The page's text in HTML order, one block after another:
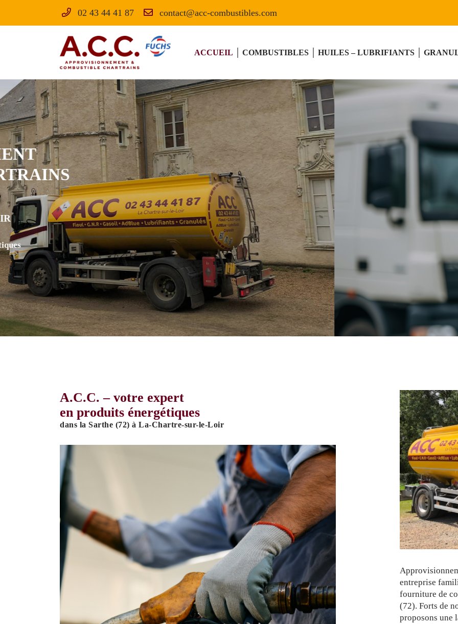
02 43 44 41 87
ACCUEIL COMBUSTIBLES HUILES – LUBRIFIANTS
72340 La-Chartre-sur-le-Loir
02 43 44 41 87
 Adresse email de réception
 Recopier le code ci-contre
Rafraîchir le captcha
En cochant cette case, vous consentez à recevoir nos propositions commerciales à l'adresse
email indiqué ci-dessus. Vous pouvez vous désinscrire à tout moment en utilisant le
formulaire de désinscription.
INSCRIPTION
LA QUALITÉ,
LA RAPIDITÉ
ET LE SERVICE
VENTE D'HUILES ET LUBRIFIANTS DANS
LA SARTHE (72) À LA CHARTRE-SUR-LE-LOIR
Économisez du temps et de l'argent avec
nos tarifs compétitifs et notre service
de livraison sous 48 heures.
A.C.C. – votre expert
en produits énergétiques
dans la Sarthe (72) à La-Chartre-sur-le-Loir
entreprise
fourniture de
(72). Forts de
proposons une